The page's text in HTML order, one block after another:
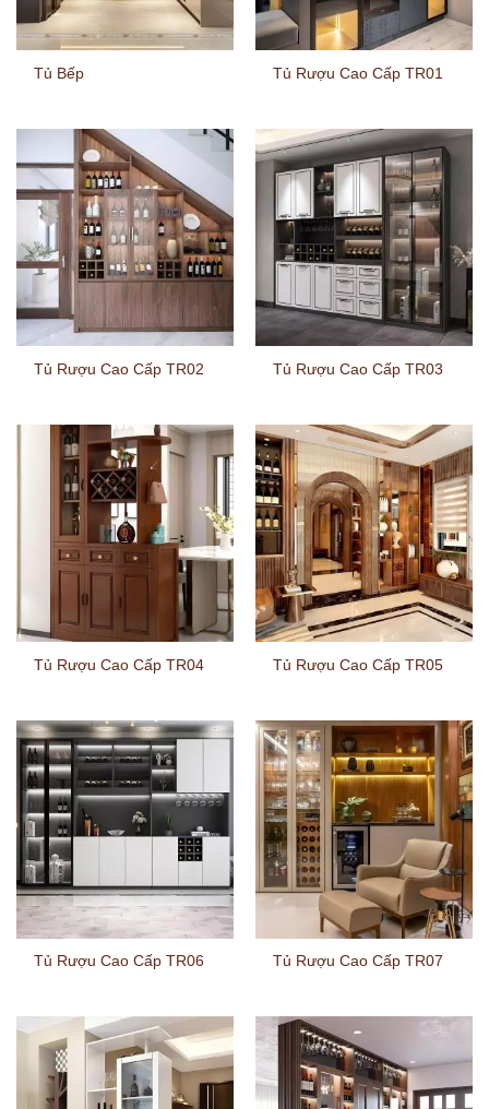
Tủ Bếp Tủ Rượu Cao Cấp TR01
Tủ Rượu Cao Cấp TR02 Tủ Rượu Cao Cấp TR03
Tủ Rượu Cao Cấp TR04 Tủ Rượu Cao Cấp TR05
Tủ Rượu Cao Cấp TR06 Tủ Rượu Cao Cấp TR07